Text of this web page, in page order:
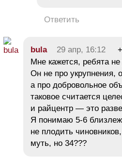
Ответить
bula 29 апр, 16:12
Мне кажется, ребята
Он не про укрупнения,
а про добровольное
таковое считается
и райцентр — это
Я понимаю 5-6
не плодить
муть, но 34???